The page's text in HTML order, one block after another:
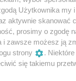
od Tomity".
zawodnik i
5 29
Użytkownika
aktywnie skanować
prosimy o zgodę
i zawsze możesz ją
strony
.
się takiemu